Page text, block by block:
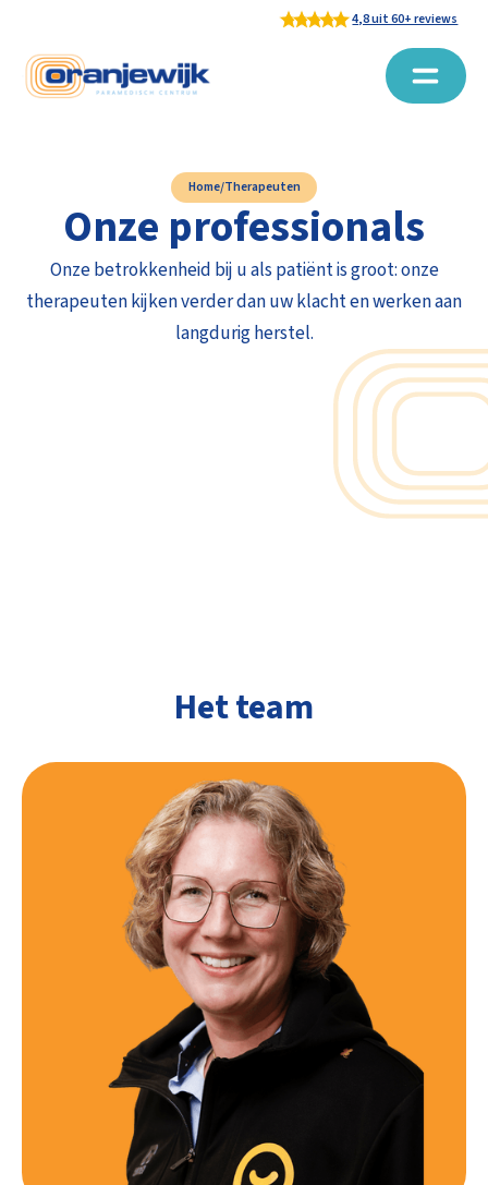
4,8 uit 60+ reviews
Home/Therapeuten
Onze professionals
Onze betrokkenheid bij u als patiënt is groot: onze
therapeuten kijken verder dan uw klacht en werken aan
langdurig herstel.
Het team